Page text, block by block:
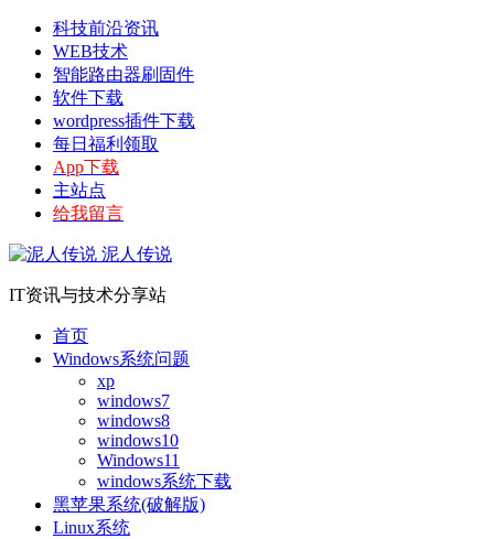
科技前沿资讯
WEB技术
智能路由器刷固件
软件下载
wordpress插件下载
每日福利领取
App下载
主站点
给我留言
泥人传说
IT资讯与技术分享站
首页
Windows系统问题
xp
windows7
windows8
windows10
Windows11
windows系统下载
黑苹果系统(破解版)
Linux系统